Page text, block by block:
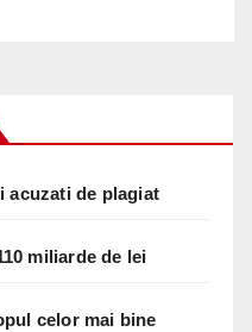
acuzati de plagiat
miliarde de lei
celor mai bine